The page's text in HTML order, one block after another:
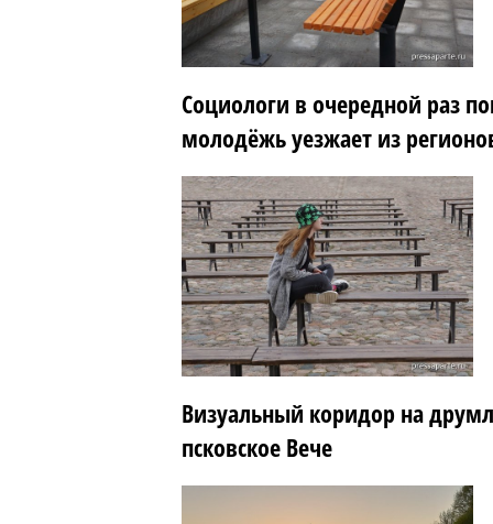
Социологи в очередной раз
молодёжь уезжает из
Визуальный коридор на
псковское Вече